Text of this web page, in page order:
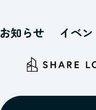
お知らせ イベ